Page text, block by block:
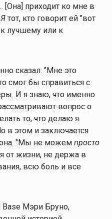
[Она] приходит ко мне в
Я тот, кто говорит ей "вот
к лучшему или к
сказал: "Мне это
смог бы справиться с
И я знаю, что именно
вопрос о
то, что делаю я.
в этом и заключается
она. "Мы не можем просто
от жизни, не держа в
всю боль и все
Base Мэри Бруно,